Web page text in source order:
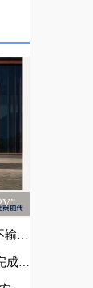
域
任务